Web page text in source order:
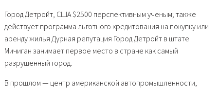
Город Детройт, США $2500 перспективным ученым; также
действует программа льготного кредитования на покупку или
аренду жилья Дурная репутация Город Детройт в штате
Мичиган занимает первое место в стране как самый
разрушенный город.
В прошлом — центр американской автопромышленности,